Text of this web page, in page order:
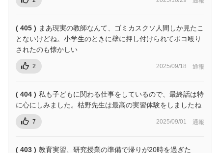
( 405 ) まあ現実の教師なんて、ゴミカスクソ人間しか見たこ
とないけどね。小学生のときに壁に押し付けられてボコ殴り
されたのも懐かしい
2 2025/09/18 通報
( 404 ) 私も子どもに関わる仕事をしているので、最終話は特
に心にしみました。枯野先生は最高の実習体験をしましたね
7 2025/09/01 通報
( 403 ) 教育実習、研究授業の準備で帰りが20時を過ぎた